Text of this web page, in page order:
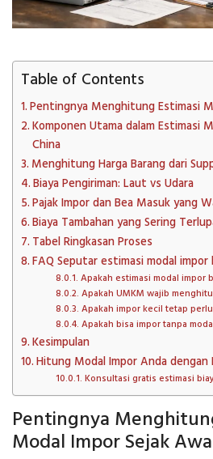
Table of Contents
Pentingnya Menghitung Estimasi
Komponen Utama dalam Estimasi
China
Menghitung Harga Barang dari
Biaya Pengiriman: Laut vs Udara
Pajak Impor dan Bea Masuk yang
Biaya Tambahan yang Sering
Tabel Ringkasan Proses
FAQ Seputar estimasi modal impor
Apakah estimasi modal impor
Apakah UMKM wajib
Apakah impor kecil tetap
Apakah bisa impor tanpa
Kesimpulan
Hitung Modal Impor Anda
Konsultasi gratis estimasi
Pentingnya
Modal Impor Sejak